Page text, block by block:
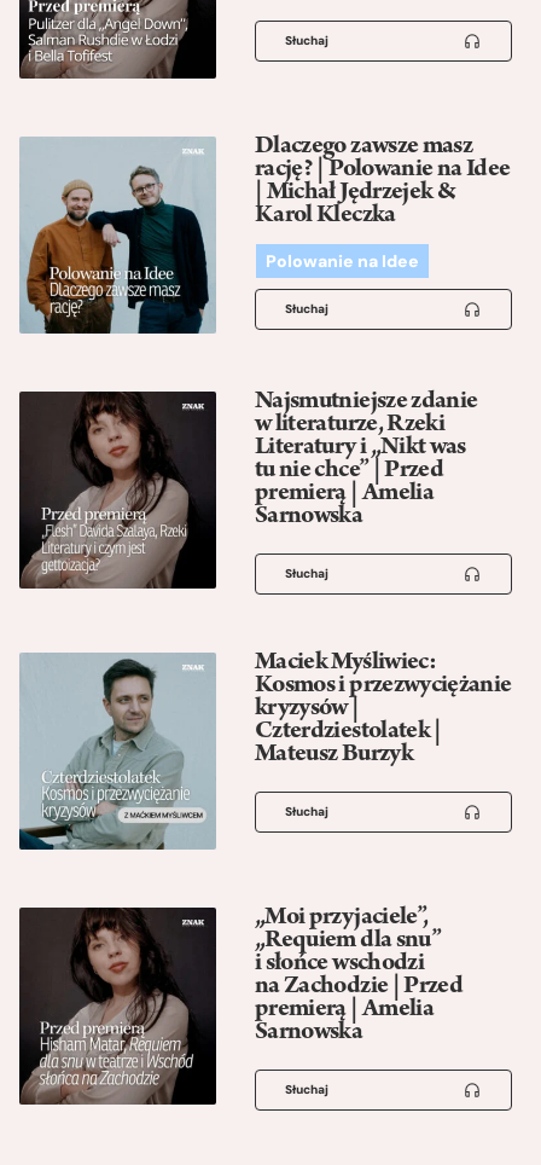
Słuchaj
Dlaczego zawsze masz
rację? | Polowanie na Idee
| Michał Jędrzejek &
Karol Kleczka
Polowanie na Idee
Słuchaj
Najsmutniejsze zdanie
w literaturze, Rzeki
Literatury i „Nikt was
tu nie chce” | Przed
premierą | Amelia
Sarnowska
Słuchaj
Maciek Myśliwiec:
Kosmos i przezwyciężanie
kryzysów |
Czterdziestolatek |
Mateusz Burzyk
Słuchaj
„Moi przyjaciele”,
„Requiem dla snu”
i słońce wschodzi
na Zachodzie | Przed
premierą | Amelia
Sarnowska
Słuchaj